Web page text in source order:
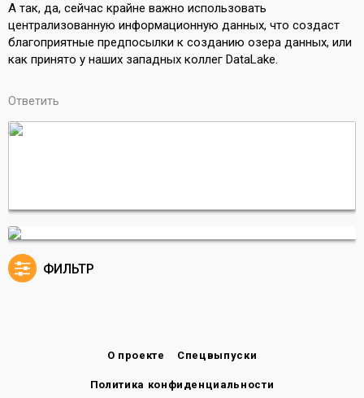
А так, да, сейчас крайне важно использовать
централизованную информационную данных, что создаcт
благоприятные предпосылки к созданию озера данных, или
как принято у наших западных коллег DataLake.
Ответить
Пользовательское соглашение Наши контакты
Клуб ИТ-маркетологов Рекламодателям